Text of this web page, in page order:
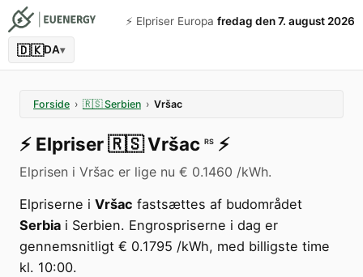
⚡️ Elpriser Europa fredag den 7. august 2026
🇩🇰DA▾
Forside › 🇷🇸 Serbien › Vršac
⚡️ Elpriser🇷🇸Vršac RS ⚡️
Elprisen i Vršac er lige nu € 0.1460 /kWh.
Elpriserne i Vršac fastsættes af budområdet
Serbia i Serbien. Engrospriserne i dag er
gennemsnitligt € 0.1795 /kWh, med billigste time
kl. 10:00.